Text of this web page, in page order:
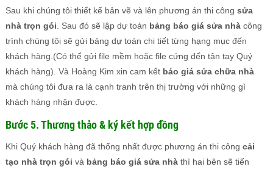
Sau khi chúng tôi thiết kế bản vẽ và lên phương án thi công sửa
nhà trọn gói. Sau đó sẽ lập dự toán bảng báo giá sửa nhàcông
trình chúng tôi sẽ gửi bảng dự toán chi tiết từng hạng mục đến
khách hàng.(Có thể gửi file mềm hoặc file cứng đến tận tay Quý
khách hàng). Và Hoàng Kim xin cam kết báo giá sửa chữa nhà
mà chúng tôi đưa ra là cạnh tranh trên thị trường với những gì
khách hàng nhận được.
Bước 5. Thương thảo & ký kết hợp đồng
Khi Quý khách hàng đã thống nhất được phương án thi công cải
tạo nhà trọn gói và bảng báo giá sửa nhàthì hai bên sẽ tiến